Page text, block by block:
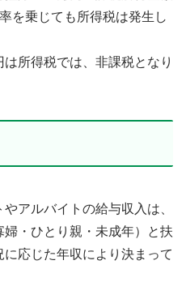
を乗じても所得税は発生し
所得税では、非課税となり
アルバイトの給与収入は、
・ひとり親・未成年）と扶
応じた年収により決まって